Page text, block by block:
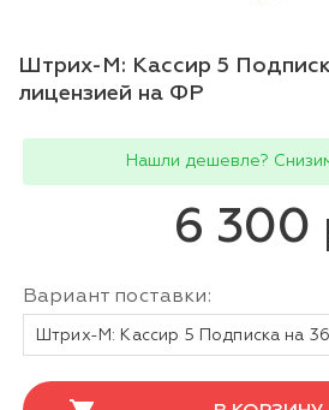
Штрих-М: Кассир 5
лицензией на ФР
Нашли дешевле?
6 300
Вариант поставки: